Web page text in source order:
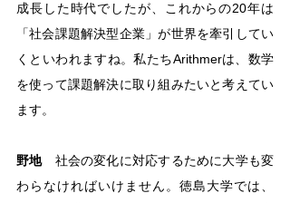
成長した時代でしたが、これからの20年は
「社会課題解決型企業」が世界を牽引してい
くといわれますね。私たちArithmerは、数学
を使って課題解決に取り組みたいと考えてい
ます。
野地 社会の変化に対応するために大学も変
わらなければいけません。徳島大学では、